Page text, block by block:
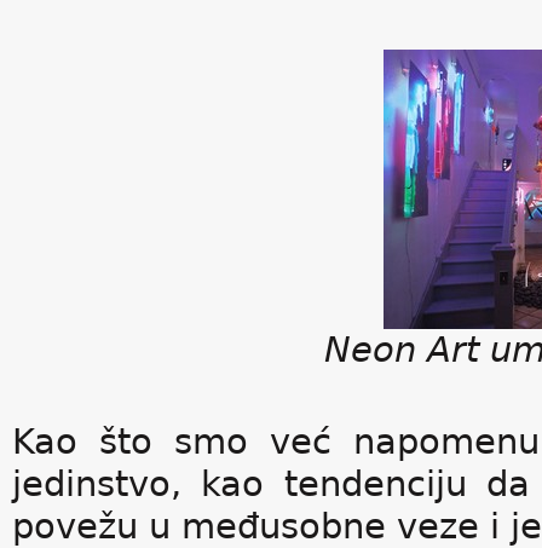
Neon Art
Kao što smo već
jedinstvo, kao tendenciju
povežu u međusobne veze i